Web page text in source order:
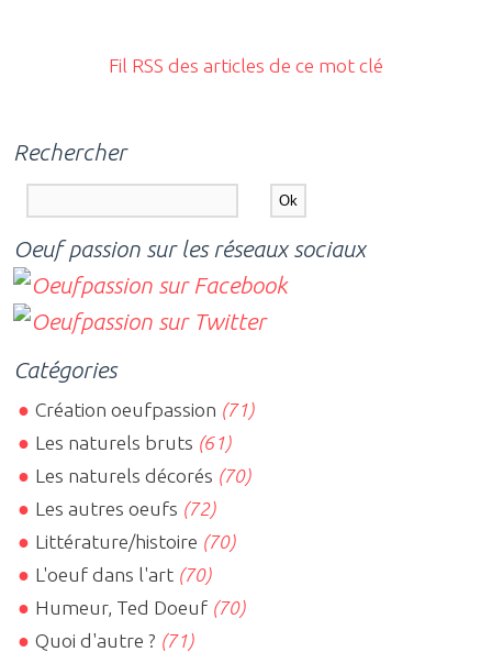
Fil RSS des articles de ce mot clé
Rechercher
Oeuf passion sur les réseaux sociaux
Catégories
Création oeufpassion (71)
Les naturels bruts (61)
Les naturels décorés (70)
Les autres oeufs (72)
Littérature/histoire (70)
L'oeuf dans l'art (70)
Humeur, Ted Doeuf (70)
Quoi d'autre ? (71)